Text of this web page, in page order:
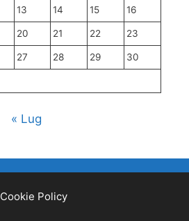
13 14 15 16
20 21 22 23
27 28 29 30
« Lug
Cookie Policy